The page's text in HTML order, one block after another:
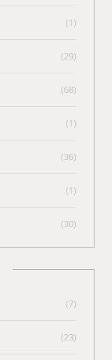
(1)
(29)
(68)
(1)
(36)
(1)
(30)
(7)
(23)